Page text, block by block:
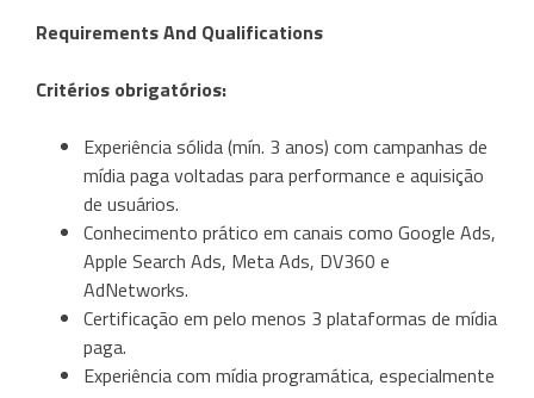
Requirements And Qualifications
Critérios obrigatórios:
Experiência sólida (mín. 3 anos) com campanhas de
mídia paga voltadas para performance e aquisição
de usuários.
Conhecimento prático em canais como Google Ads,
Apple Search Ads, Meta Ads, DV360 e
AdNetworks.
Certificação em pelo menos 3 plataformas de mídia
paga.
Experiência com mídia programática, especialmente